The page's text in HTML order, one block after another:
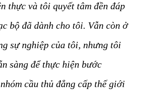
thực và tôi quyết tâm đền đáp
bộ đã dành cho tôi. Vẫn còn ở
sự nghiệp của tôi, nhưng tôi
sàng để thực hiện bước
cầu thủ đẳng cấp thế giới